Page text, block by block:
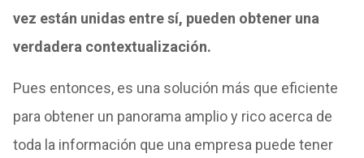
vez están unidas entre sí, pueden obtener una
verdadera contextualización.
Pues entonces, es una solución más que eficiente
para obtener un panorama amplio y rico acerca de
toda la información que una empresa puede tener